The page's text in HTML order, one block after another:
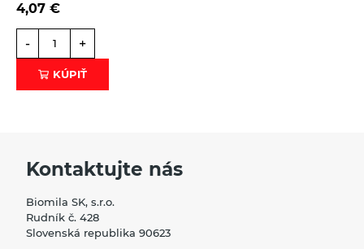
4,07 €
- +
KÚPIŤ
Kontaktujte nás
Biomila SK, s.r.o.
Rudník č. 428
Slovenská republika 90623